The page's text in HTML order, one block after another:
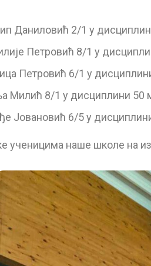
Даниловић 2/1 у
Петровић 8/1 у
Петровић 6/1 у
Милић 8/1 у дисциплини 50
Јовановић 6/5 у
ученицима наше школе на